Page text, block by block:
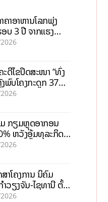
ຄາອາຫານໂລກພຸ່ງ
ບ 3 ປີ ຈາກແຮງ
ງຄາມ, El nino
ດີໄຂປິດສະໜາ “ທົ່ງ
ພົບໂຄງກະດູກ 37
ກ
ກຽມຫຼຸດອາກອນ
ຫວັງອູ້ມທຸລະກິດ
ແລະ ຈຸນລະ
າໂຄງການ ນິຄົມ
ວຽງຈັນ-ໄຊທານີ ຕັ້ງ
ລ້ານໂດລາ, ສ້າງ